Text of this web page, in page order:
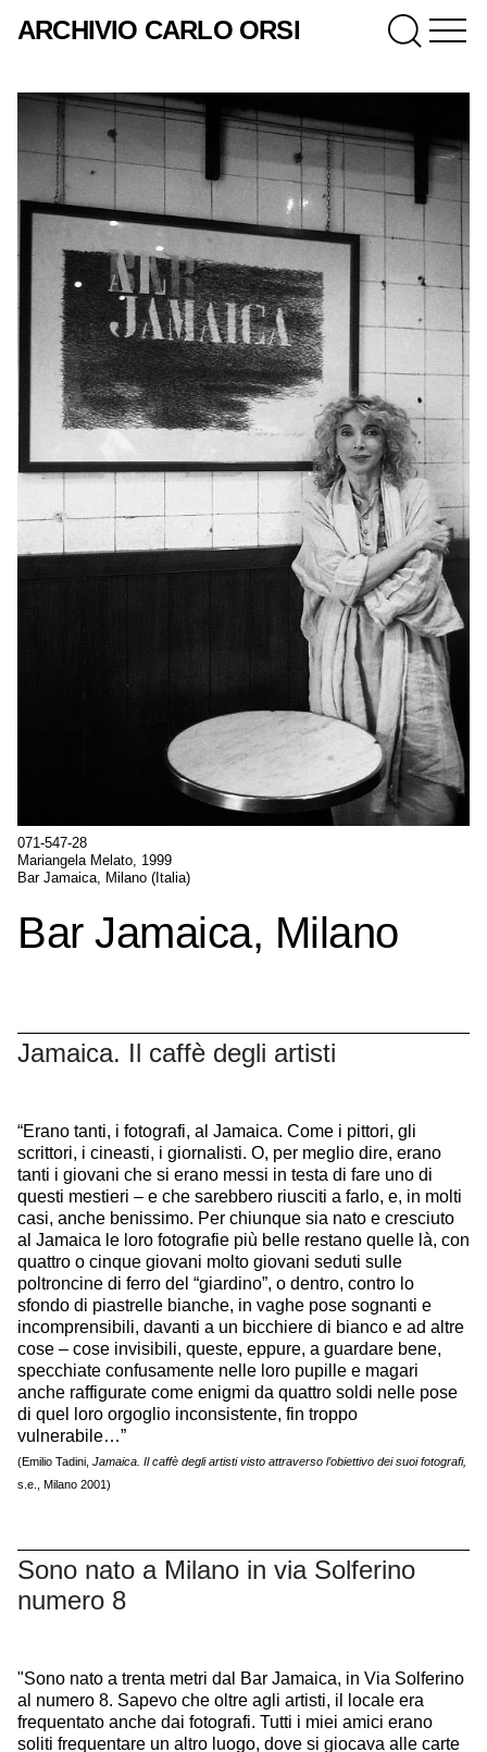
ARCHIVIO CARLO ORSI
071-547-28
Mariangela Melato, 1999
Bar Jamaica, Milano (Italia)
Bar Jamaica, Milano
Jamaica. Il caffè degli artisti
“Erano tanti, i fotografi, al Jamaica. Come i pittori, gli
scrittori, i cineasti, i giornalisti. O, per meglio dire, erano
tanti i giovani che si erano messi in testa di fare uno di
questi mestieri – e che sarebbero riusciti a farlo, e, in molti
casi, anche benissimo. Per chiunque sia nato e cresciuto
al Jamaica le loro fotografie più belle restano quelle là, con
quattro o cinque giovani molto giovani seduti sulle
poltroncine di ferro del “giardino”, o dentro, contro lo
sfondo di piastrelle bianche, in vaghe pose sognanti e
incomprensibili, davanti a un bicchiere di bianco e ad altre
cose – cose invisibili, queste, eppure, a guardare bene,
specchiate confusamente nelle loro pupille e magari
anche raffigurate come enigmi da quattro soldi nelle pose
di quel loro orgoglio inconsistente, fin troppo
vulnerabile…”
(Emilio Tadini, Jamaica. Il caffè degli artisti visto attraverso l’obiettivo dei suoi fotografi,
s.e.,
Milano 2001)
Sono nato a Milano in via Solferino
numero 8
"Sono nato a trenta metri dal Bar Jamaica, in Via Solferino
al numero 8. Sapevo che oltre agli artisti, il locale era
frequentato anche dai fotografi. Tutti i miei amici erano
soliti frequentare un altro luogo, dove si giocava alle carte